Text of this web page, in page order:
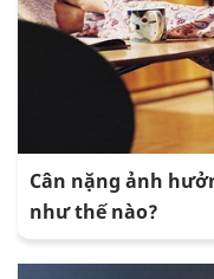
Cân nặng ảnh
như thế nào?